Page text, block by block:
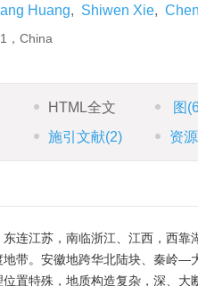
Huang, Shiwen Xie,
，China
HTML全文 图
施引文献(2) 资
连江苏，南临浙江、江西，西靠
带。安徽地跨华北陆块、秦岭—
置特殊，地质构造复杂，深、大